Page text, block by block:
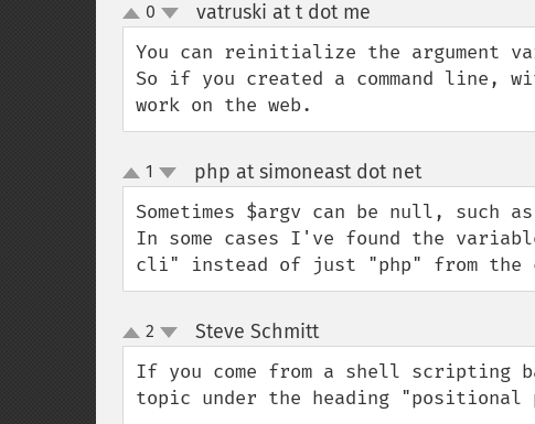
up
down
0 vatruski at t dot me
You can reinitialize the argument
So if you created a command line,
work on the web.
up
down
1 php at simoneast dot net¶
Sometimes $argv can be null,
In some cases I've found the
cli" instead of just "php" from the
up
down
2 Steve Schmitt¶
If you come from a shell scripting
topic under the heading "positional